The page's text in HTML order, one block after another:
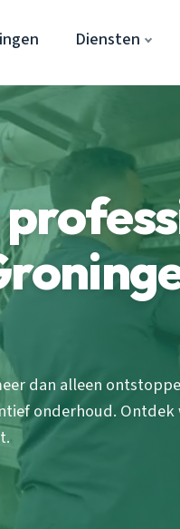
Diensten
dan alleen
onderhoud. Ontdek